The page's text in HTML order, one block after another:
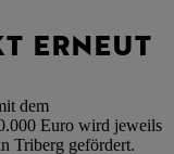
ERNEUT
dem
Euro wird jeweils
Triberg gefördert.